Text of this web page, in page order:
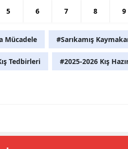
5 6 7 8 9
Mücadele #Sarıkamış
Tedbirleri #2025-2026 Kış